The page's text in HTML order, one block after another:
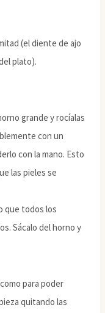
(el diente de ajo
plato).
grande y rocíalas
con un
con la mano. Esto
las pieles se
que todos los
Sácalo del horno y
para poder
quitando las